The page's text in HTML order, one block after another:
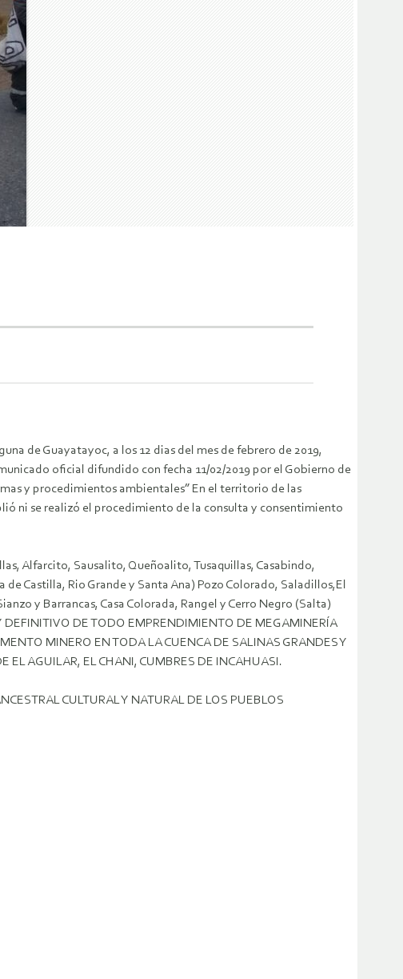
de Guayatayoc, a los 12 dias del mes de febrero de 2019,
oficial difundido con fecha 11/02/2019 por el Gobierno de
y procedimientos ambientales” En el territorio de las
ni se realizó el procedimiento de la consulta y consentimiento
Alfarcito, Sausalito, Queñoalito, Tusaquillas, Casabindo,
Castilla, Rio Grande y Santa Ana) Pozo Colorado, Saladillos,El
y Barrancas, Casa Colorada, Rangel y Cerro Negro (Salta)
DEFINITIVO DE TODO EMPRENDIMIENTO DE MEGAMINERÍA
MINERO EN TODA LA CUENCA DE SALINAS GRANDES Y
EL AGUILAR, EL CHANI, CUMBRES DE INCAHUASI.
CULTURAL Y NATURAL DE LOS PUEBLOS